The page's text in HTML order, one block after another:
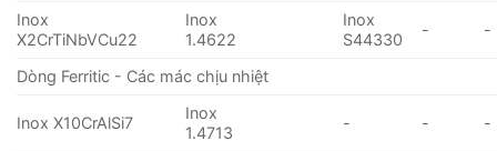
Inox
X2CrTiNbVCu22
Inox
1.4622
Inox
S44330
- -
Dòng Ferritic - Các mác chịu nhiệt
Inox X10CrAlSi7
Inox
1.4713
- - -